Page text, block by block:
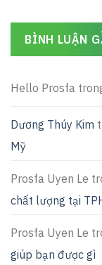
BÌNH LUẬN
Hello Prosfa
Dương Thúy Kim
Mỹ
Prosfa Uyen Le
chất lượng tại
Prosfa Uyen Le
giúp bạn được gì